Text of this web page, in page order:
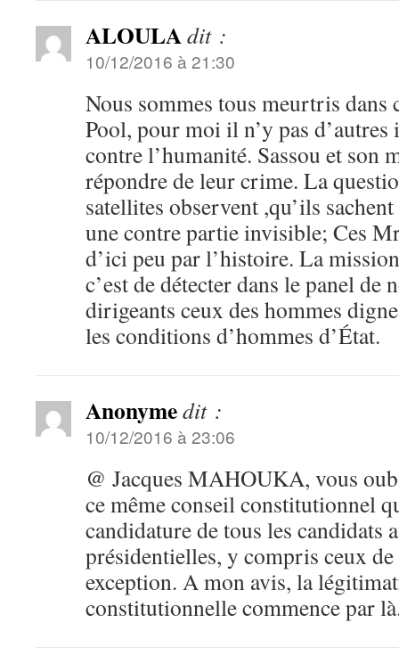
ALOULAdit :
10/12/2016 à 21:30
Nous sommes tous meurtris dans
Pool, pour moi il n’y pas d’autres
contre l’humanité. Sassou et son
répondre de leur crime. La
satellites observent ,qu’ils
une contre partie invisible; Ces
d’ici peu par l’histoire. La
c’est de détecter dans le panel de
dirigeants ceux des hommes
les conditions d’hommes d’État.
Anonymedit :
10/12/2016 à 23:06
@ Jacques MAHOUKA, vous
ce même conseil constitutionnel
candidature de tous les candidats
présidentielles, y compris ceux
exception. A mon avis, la
constitutionnelle commence par